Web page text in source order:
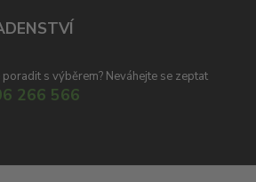
s výběrem? Neváhejte se zeptat
266 566